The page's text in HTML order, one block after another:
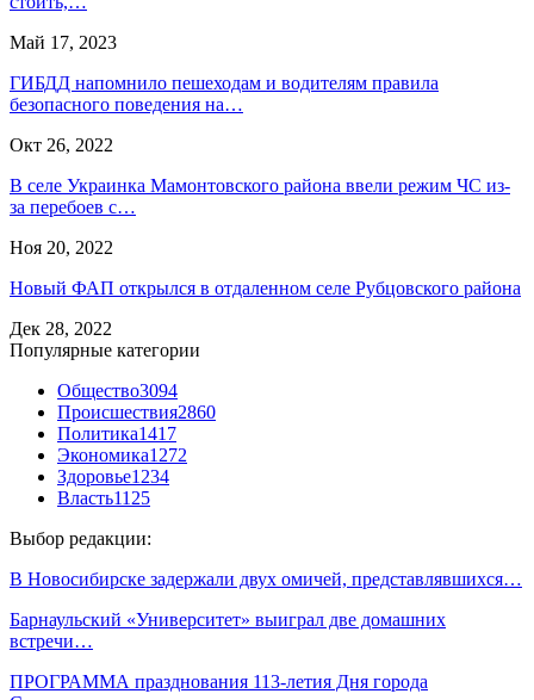
Май 17, 2023
ГИБДД напомнило пешеходам и водителям правила
безопасного поведения на…
Окт 26, 2022
В селе Украинка Мамонтовского района ввели режим ЧС из-
за перебоев с…
Ноя 20, 2022
Новый ФАП открылся в отдаленном селе Рубцовского района
Дек 28, 2022
Популярные категории
Общество3094
Происшествия2860
Политика1417
Экономика1272
Здоровье1234
Власть1125
Выбор редакции:
В Новосибирске задержали двух омичей, представлявшихся…
Барнаульский «Университет» выиграл две домашних
встречи…
ПРОГРАММА празднования 113-летия Дня города